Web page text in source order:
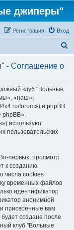
джиперы"
Вход
Регистрация
с
- Соглашение о
клуб "Вольные
«наш»,
forum») и phpBB
phpBB»,
используют
пользовательских
первых, просмотр
к созданию
числа cookies
временных файлов
идентификатор
анонимной
присвоенные вам
создана после
клуб "Вольные